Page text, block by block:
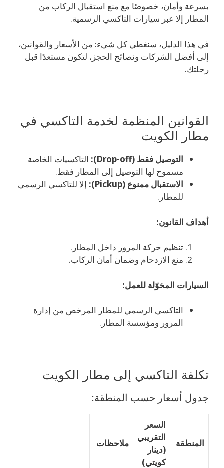
بسرعة وأمان، خصوصًا مع منع استقبال الركاب من
المطار إلا عبر سيارات التاكسي الرسمية.
في هذا الدليل، سنغطي كل شيء: من الأسعار والقوانين،
إلى أفضل الشركات ونصائح الحجز، لتكون مستعدًا قبل
رحلتك.
القوانين المنظمة لخدمة التاكسي في
مطار الكويت
التوصيل فقط (Drop-off):
التاكسيات الخاصة
مسموح لها التوصيل إلى المطار فقط.
الاستقبال ممنوع (Pickup):
إلا للتاكسي الرسمي
للمطار.
أهداف القانون:
تنظيم حركة المرور داخل المطار.
منع الازدحام وضمان أمان الركاب.
السيارات المخوّلة للعمل:
التاكسي الرسمي للمطار المرخص من إدارة
المرور ومؤسسة المطار.
تكلفة التاكسي إلى مطار الكويت
جدول أسعار حسب المنطقة:
المنطقة
السعر
التقريبي
(دينار
كويتي)
ملاحظات